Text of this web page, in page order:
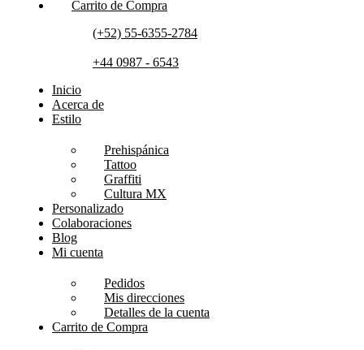
Carrito de Compra
(+52) 55-6355-2784
+44 0987 - 6543
Inicio
Acerca de
Estilo
Prehispánica
Tattoo
Graffiti
Cultura MX
Personalizado
Colaboraciones
Blog
Mi cuenta
Pedidos
Mis direcciones
Detalles de la cuenta
Carrito de Compra